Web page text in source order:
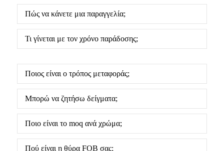
Πώς να κάνετε μια παραγγελία;
Τι γίνεται με τον χρόνο παράδοσης;
Ποιος είναι ο τρόπος μεταφοράς;
Μπορώ να ζητήσω δείγματα;
Ποιο είναι το moq ανά χρώμα;
Πού είναι η θύρα FOB σας;